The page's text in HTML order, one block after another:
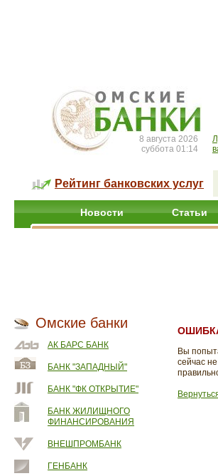
8 августа 2026
суббота 01:14
Рейтинг банковских услуг
Новости Статьи
Омские банки
АК БАРС БАНК
БАНК "ЗАПАДНЫЙ"
БАНК "ФК ОТКРЫТИЕ"
БАНК ЖИЛИЩНОГО
ФИНАНСИРОВАНИЯ
ВНЕШПРОМБАНК
ГЕНБАНК
Вы
сейчас